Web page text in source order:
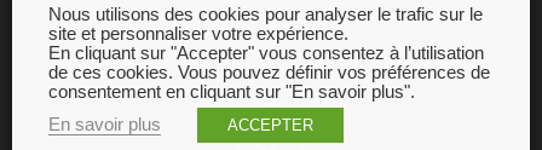
Nous utilisons des cookies pour analyser le trafic sur le
site et personnaliser votre expérience.
En cliquant sur "Accepter" vous consentez à l’utilisation
de ces cookies. Vous pouvez définir vos préférences de
consentement en cliquant sur "En savoir plus".
En savoir plus
ACCEPTER